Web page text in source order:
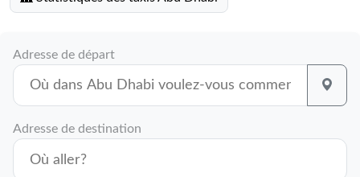
Adresse de départ
Adresse de destination